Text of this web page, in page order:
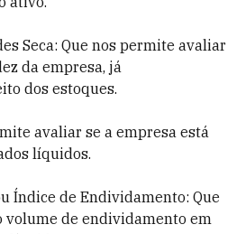
Seca: Que nos permite avaliar
da empresa, já
dos estoques.
avaliar se a empresa está
líquidos.
Índice de Endividamento: Que
volume de endividamento em